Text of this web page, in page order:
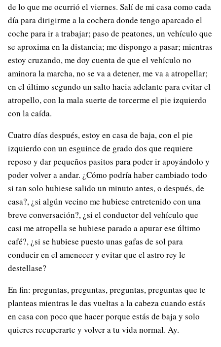
de lo que me ocurrió el viernes. Salí de mi casa como cada
día para dirigirme a la cochera donde tengo aparcado el
coche para ir a trabajar; paso de peatones, un vehículo que
se aproxima en la distancia; me dispongo a pasar; mientras
estoy cruzando, me doy cuenta de que el vehículo no
aminora la marcha, no se va a detener, me va a atropellar;
en el último segundo un salto hacia adelante para evitar el
atropello, con la mala suerte de torcerme el pie izquierdo
con la caída.
Cuatro días después, estoy en casa de baja, con el pie
izquierdo con un esguince de grado dos que requiere
reposo y dar pequeños pasitos para poder ir apoyándolo y
poder volver a andar. ¿Cómo podría haber cambiado todo
si tan solo hubiese salido un minuto antes, o después, de
casa?, ¿si algún vecino me hubiese entretenido con una
breve conversación?, ¿si el conductor del vehículo que
casi me atropella se hubiese parado a apurar ese último
café?, ¿si se hubiese puesto unas gafas de sol para
conducir en el amenecer y evitar que el astro rey le
destellase?
En fin: preguntas, preguntas, preguntas, preguntas que te
planteas mientras le das vueltas a la cabeza cuando estás
en casa con poco que hacer porque estás de baja y solo
quieres recuperarte y volver a tu vida normal. Ay.